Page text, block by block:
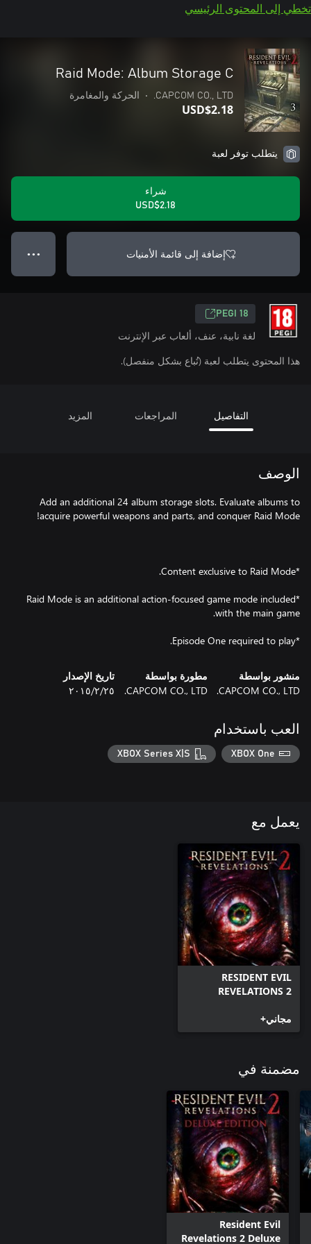
تخطي إلى المحتوى الرئيسي
Raid Mode: Album Storage C
CAPCOM CO., LTD.
• الحركة والمغامرة
USD$2.18
يتطلب توفر لعبة
شراء
USD$2.18
إضافة إلى قائمة الأمنيات ● ● ●
PEGI 18
لغة نابية، عنف، ألعاب عبر الإنترنت
هذا المحتوى يتطلب لعبة (تُباع بشكل منفصل).
التفاصيل المراجعات المزيد
الوصف
Add an additional 24 album storage slots. Evaluate albums to
*Raid Mode is an additional action-focused game mode included
*Episode One required to play.
منشور بواسطة
CAPCOM CO., LTD.
مطورة بواسطة
CAPCOM CO., LTD.
تاريخ الإصدار
٢٥‏/٢‏/٢٠١٥
العب باستخدام
XBOX One
XBOX Series X|S
يعمل مع
RESIDENT EVIL
REVELATIONS 2
مجاني+
مضمنة في
Resident Evil
Revelations 2 Deluxe